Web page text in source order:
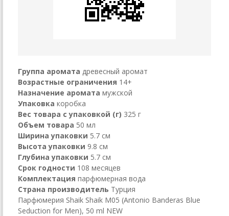
Группа аромата древесный аромат
Возрастные ограничения 14+
Назначение аромата мужской
Упаковка коробка
Вес товара с упаковкой (г) 325 г
Объем товара 50 мл
Ширина упаковки 5.7 см
Высота упаковки 9.8 см
Глубина упаковки 5.7 см
Срок годности 108 месяцев
Комплектация парфюмерная вода
Страна производитель Турция
Парфюмерия Shaik Shaik M05 (Antonio Banderas Blue
Seduction for Men), 50 ml NEW